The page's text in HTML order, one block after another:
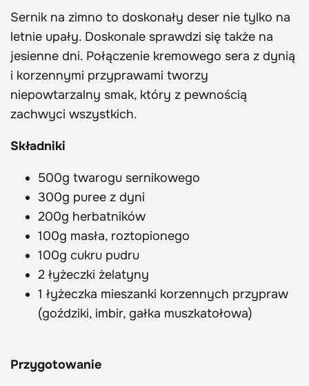
Sernik na zimno to doskonały deser nie tylko na
letnie upały. Doskonale sprawdzi się także na
jesienne dni. Połączenie kremowego sera z dynią
i korzennymi przyprawami tworzy
niepowtarzalny smak, który z pewnością
zachwyci wszystkich.
Składniki
500g twarogu sernikowego
300g puree z dyni
200g herbatników
100g masła, roztopionego
100g cukru pudru
2 łyżeczki żelatyny
1 łyżeczka mieszanki korzennych przypraw
(goździki, imbir, gałka muszkatołowa)
Przygotowanie